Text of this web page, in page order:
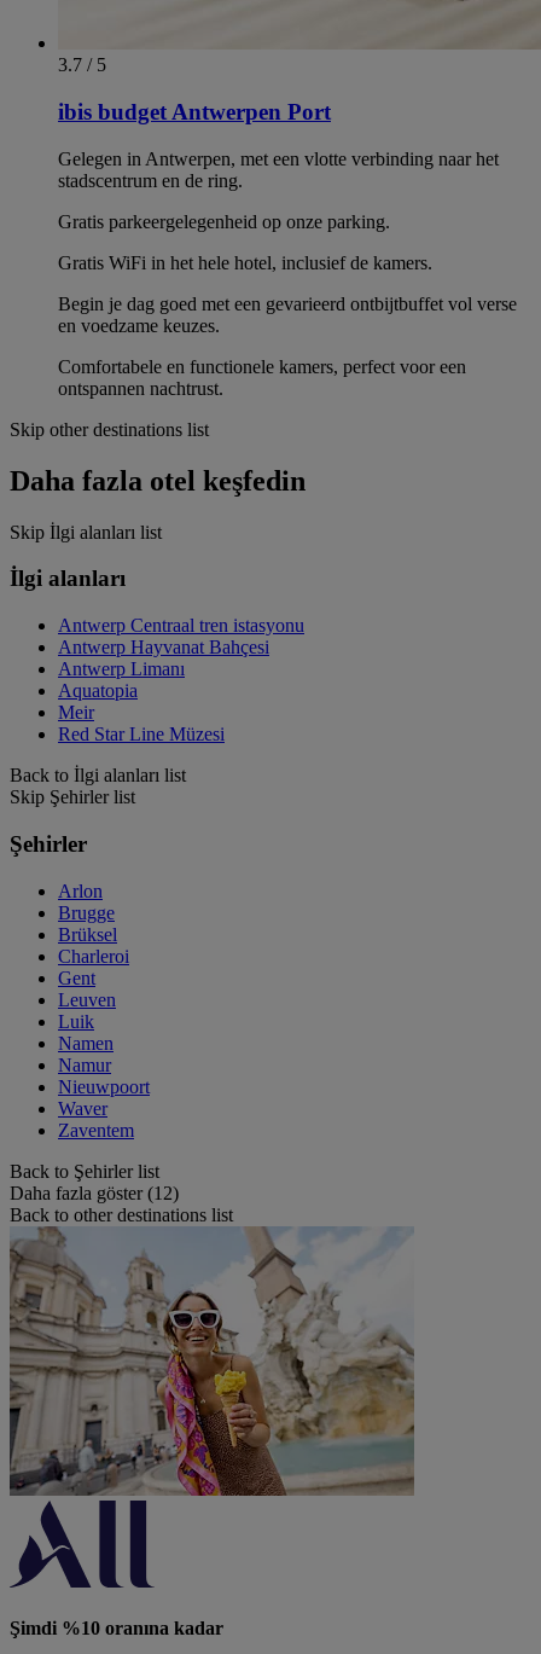
3.7 / 5
ibis budget Antwerpen Port
Gelegen in Antwerpen, met een vlotte verbinding naar het
stadscentrum en de ring.
Gratis parkeergelegenheid op onze parking.
Gratis WiFi in het hele hotel, inclusief de kamers.
Begin je dag goed met een gevarieerd ontbijtbuffet vol verse
en voedzame keuzes.
Comfortabele en functionele kamers, perfect voor een
ontspannen nachtrust.
Skip other destinations list
Daha fazla otel keşfedin
Skip İlgi alanları list
İlgi alanları
Antwerp Centraal tren istasyonu
Antwerp Hayvanat Bahçesi
Antwerp Limanı
Aquatopia
Meir
Red Star Line Müzesi
Back to İlgi alanları list
Skip Şehirler list
Şehirler
Arlon
Brugge
Brüksel
Charleroi
Gent
Leuven
Luik
Namen
Namur
Nieuwpoort
Waver
Zaventem
Back to Şehirler list
Daha fazla göster (12)
Back to other destinations list
Şimdi %10 oranına kadar